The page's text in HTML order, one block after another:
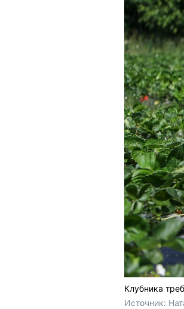
Клубника
Источник: